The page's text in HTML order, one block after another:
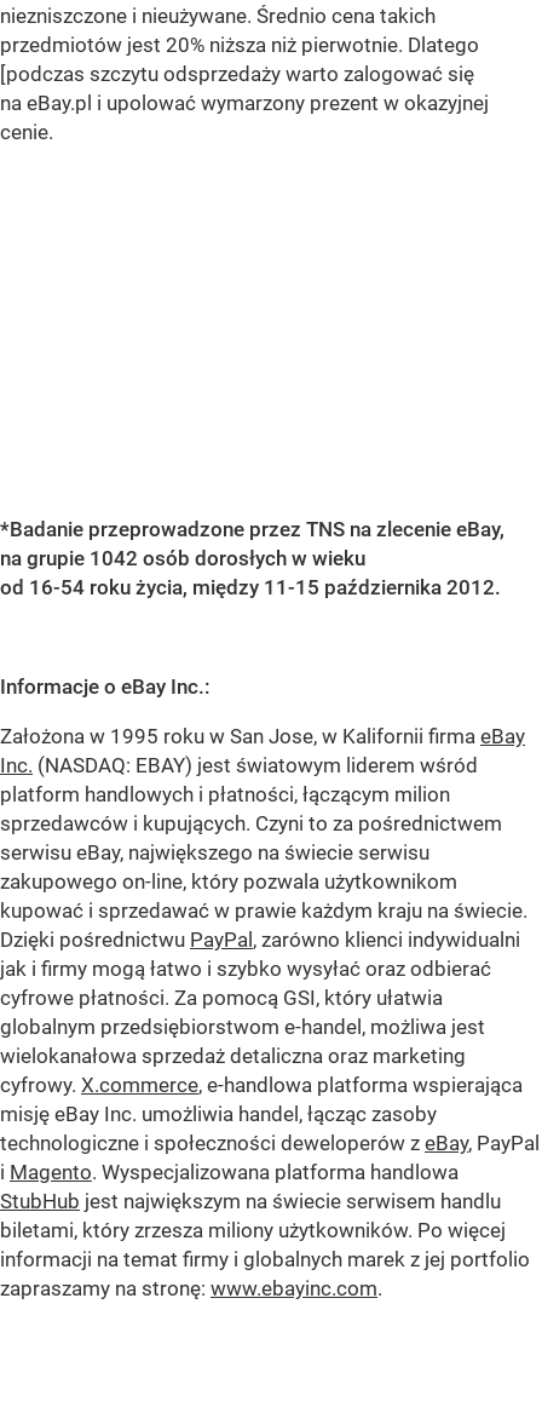
niezniszczone i nieużywane. Średnio cena takich
przedmiotów jest 20% niższa niż pierwotnie. Dlatego
[podczas szczytu odsprzedaży warto zalogować się
na eBay.pl i upolować wymarzony prezent w okazyjnej
cenie.
*Badanie przeprowadzone przez TNS na zlecenie eBay,
na grupie 1042 osób dorosłych w wieku
od 16-54 roku życia, między 11-15 października 2012.
Informacje o eBay Inc.:
Założona w 1995 roku w San Jose, w Kalifornii firma eBay
Inc. (NASDAQ: EBAY) jest światowym liderem wśród
platform handlowych i płatności, łączącym milion
sprzedawców i kupujących. Czyni to za pośrednictwem
serwisu eBay, największego na świecie serwisu
zakupowego on-line, który pozwala użytkownikom
kupować i sprzedawać w prawie każdym kraju na świecie.
Dzięki pośrednictwu PayPal, zarówno klienci indywidualni
jak i firmy mogą łatwo i szybko wysyłać oraz odbierać
cyfrowe płatności. Za pomocą GSI, który ułatwia
globalnym przedsiębiorstwom e-handel, możliwa jest
wielokanałowa sprzedaż detaliczna oraz marketing
cyfrowy. X.commerce, e-handlowa platforma wspierająca
misję eBay Inc. umożliwia handel, łącząc zasoby
technologiczne i społeczności deweloperów z eBay, PayPal
i Magento. Wyspecjalizowana platforma handlowa
StubHub jest największym na świecie serwisem handlu
biletami, który zrzesza miliony użytkowników. Po więcej
informacji na temat firmy i globalnych marek z jej portfolio
zapraszamy na stronę: www.ebayinc.com.